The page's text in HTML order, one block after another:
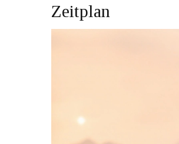
Zeitplan